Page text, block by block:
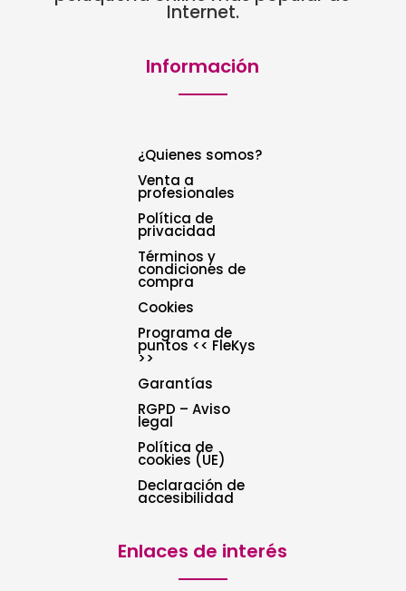
Internet.
Información
¿Quienes somos?
Venta a
profesionales
Política de
privacidad
Términos y
condiciones de
compra
Cookies
Programa de
puntos << FleKys
>>
Garantías
RGPD – Aviso
legal
Política de
cookies (UE)
Declaración de
accesibilidad
Enlaces de interés